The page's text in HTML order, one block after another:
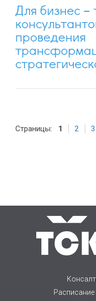
Для бизнес –
проведения
Страницы: 1 2 3
Расписание